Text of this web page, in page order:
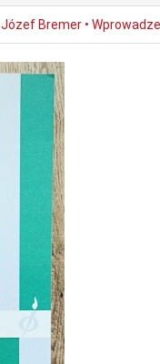
Józef Bremer •